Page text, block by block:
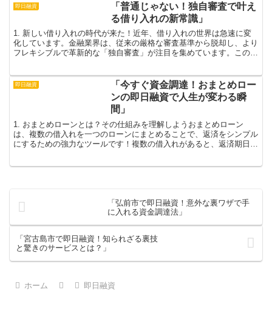
即日融資
「普通じゃない！独自審査で叶え
る借り入れの新常識」
1. 新しい借り入れの時代が来た！近年、借り入れの世界は急速に変
化しています。金融業界は、従来の厳格な審査基準から脱却し、より
フレキシブルで革新的な「独自審査」が注目を集めています。この新
即日融資
「今すぐ資金調達！おまとめロー
ンの即日融資で人生が変わる瞬
間」
1. おまとめローンとは？その仕組みを理解しようおまとめローン
は、複数の借入れを一つのローンにまとめることで、返済をシンプル
にするための強力なツールです！複数の借入れがあると、返済期日や
「弘前市で即日融資！意外な裏ワザで手
に入れる資金調達法」
「宮古島市で即日融資！知られざる裏技
と驚きのサービスとは？」
ホーム 即日融資